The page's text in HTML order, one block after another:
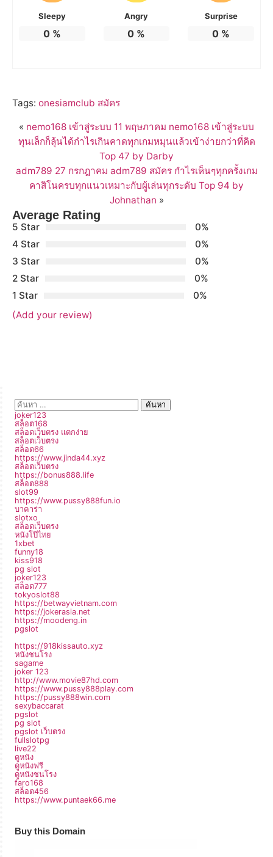
Sleepy
0%
Angry
0 %
Surprise
0 %
Tags: onesiamclub สมัคร
« nemo168 เข้าสู่ระบบ 11 พฤษภาคม nemo168 เข้าสู่ระบบ
ทุนเล็กก็ลุ้นได้กำไรเกินคาดทุกเกมหมุนแล้วเข้าง่ายกว่าที่คิด
Top 47 by Darby
adm789 27 กรกฎาคม adm789 สมัคร กำไรเห็นๆทุกครั้งเกม
คาสิโนครบทุกแนวเหมาะกับผู้เล่นทุกระดับ Top 94 by
Johnathan »
Average Rating
5 Star
0%
4 Star
0%
3 Star
0%
2 Star
0%
1 Star
0%
(Add your review)
joker123
สล็อต168
สล็อตเว็บตรง แตกง่าย
สล็อตเว็บตรง
สล็อต66
https://www.jinda44.xyz
สล็อตเว็บตรง
https://bonus888.life
สล็อต888
slot99
https://www.pussy888fun.io
บาคาร่า
slotxo
สล็อตเว็บตรง
หนังโป๊ไทย
1xbet
funny18
kiss918
pg slot
joker123
สล็อต777
tokyoslot88
https://betwayvietnam.com
https://jokerasia.net
https://moodeng.in
pgslot
https://918kissauto.xyz
หนังชนโรง
sagame
joker 123
http://www.movie87hd.com
https://www.pussy888play.com
https://pussy888win.com
sexybaccarat
pgslot
pg slot
pgslot เว็บตรง
fullslotpg
live22
ดูหนัง
ดูหนังฟรี
ดูหนังชนโรง
faro168
สล็อต456
https://www.puntaek66.me
Buy this Domain